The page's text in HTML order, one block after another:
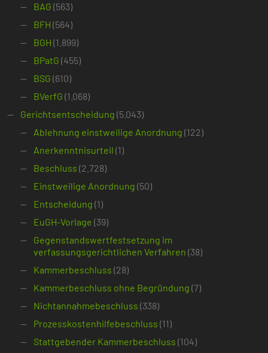
BAG (563)
BFH (564)
BGH (1.899)
BPatG (455)
BSG (610)
BVerfG (1.068)
Gerichtsentscheidung (5.043)
Ablehnung einstweilige Anordnung (122)
Anerkenntnisurteil (1)
Beschluss (2.728)
Einstweilige Anordnung (50)
Entscheidung (1)
EuGH-Vorlage (39)
Gegenstandswertfestsetzung im
verfassungsgerichtlichen Verfahren (38)
Kammerbeschluss (28)
Kammerbeschluss ohne Begründung (7)
Nichtannahmebeschluss (338)
Prozesskostenhilfebeschluss (11)
Stattgebender Kammerbeschluss (104)